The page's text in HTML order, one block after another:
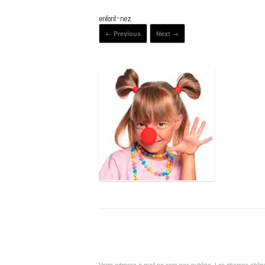
enfant-nez
← Previous Next →